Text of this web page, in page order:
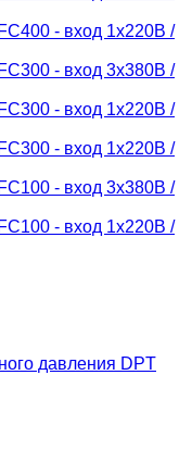
- вход 1х220В /
- вход 3х380В /
- вход 1х220В /
- вход 1х220В /
- вход 3х380В /
- вход 1х220В /
давления DPT